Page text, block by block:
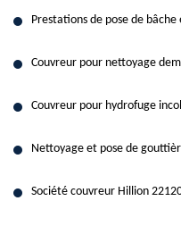
Prestations de pose de
Couvreur pour nettoyage
Couvreur pour hydrofuge
Nettoyage et pose de
Société couvreur Hillion